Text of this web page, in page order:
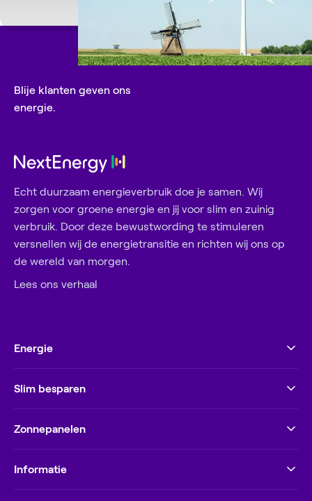
Blije klanten geven ons
energie.
Echt duurzaam energieverbruik doe je samen. Wij
zorgen voor groene energie en jij voor slim en zuinig
verbruik. Door deze bewustwording te stimuleren
versnellen wij de energietransitie en richten wij ons op
de wereld van morgen.
Lees ons verhaal
Energie
Slim besparen
Zonnepanelen
Informatie